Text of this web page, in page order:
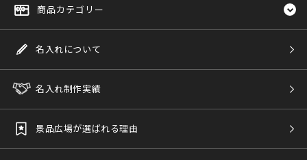
商品カテゴリー
名入れについて
名入れ制作実績
景品広場が選ばれる理由